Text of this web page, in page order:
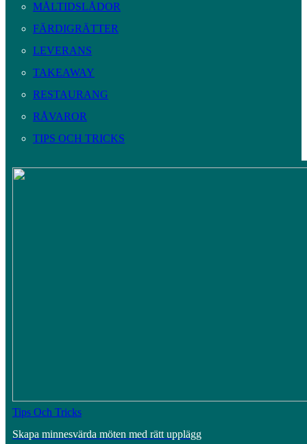
MÅLTIDSLÅDOR
FÄRDIGRÄTTER
LEVERANS
TAKEAWAY
RESTAURANG
RÅVAROR
TIPS OCH TRICKS
Tips Och Tricks
Skapa minnesvärda möten med rätt upplägg